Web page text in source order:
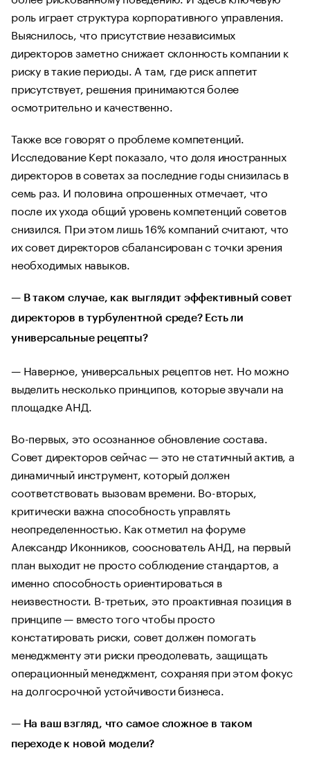
роль играет структура корпоративного управления.
Выяснилось, что присутствие независимых
директоров заметно снижает склонность компании к
риску в такие периоды. А там, где риск аппетит
присутствует, решения принимаются более
осмотрительно и качественно.
Также все говорят о проблеме компетенций.
Исследование Kept показало, что доля иностранных
директоров в советах за последние годы снизилась в
семь раз. И половина опрошенных отмечает, что
после их ухода общий уровень компетенций советов
снизился. При этом лишь 16% компаний считают, что
их совет директоров сбалансирован с точки зрения
необходимых навыков.
— В таком случае, как выглядит эффективный совет
директоров в турбулентной среде? Есть ли
универсальные рецепты?
— Наверное, универсальных рецептов нет. Но можно
выделить несколько принципов, которые звучали на
площадке АНД.
Во-первых, это осознанное обновление состава.
Совет директоров сейчас — это не статичный актив, а
динамичный инструмент, который должен
соответствовать вызовам времени. Во-вторых,
критически важна способность управлять
неопределенностью. Как отметил на форуме
Александр Иконников, сооснователь АНД, на первый
план выходит не просто соблюдение стандартов, а
именно способность ориентироваться в
неизвестности. В-третьих, это проактивная позиция в
принципе — вместо того чтобы просто
констатировать риски, совет должен помогать
менеджменту эти риски преодолевать, защищать
операционный менеджмент, сохраняя при этом фокус
на долгосрочной устойчивости бизнеса.
— На ваш взгляд, что самое сложное в таком
переходе к новой модели?